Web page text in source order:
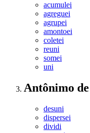
acumulei
agreguei
agrupei
amontoei
coletei
reuni
somei
uni
Antônimo de
desuni
dispersei
dividi